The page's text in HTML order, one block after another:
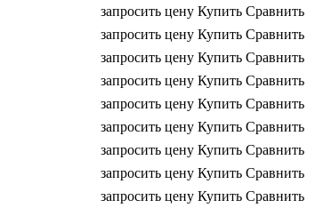
запросить цену Купить Сравнить
запросить цену Купить Сравнить
запросить цену Купить Сравнить
запросить цену Купить Сравнить
запросить цену Купить Сравнить
запросить цену Купить Сравнить
запросить цену Купить Сравнить
запросить цену Купить Сравнить
запросить цену Купить Сравнить